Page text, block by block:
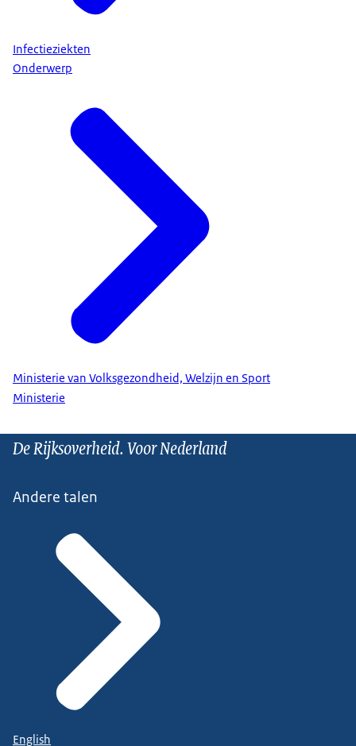
Infectieziekten
Onderwerp
Ministerie van Volksgezondheid, Welzijn en Sport
Ministerie
De Rijksoverheid. Voor Nederland
Andere talen
English